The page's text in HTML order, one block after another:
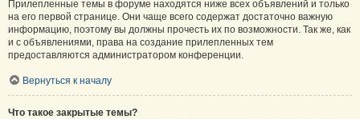
Прилепленные темы в форуме находятся ниже всех объявлений и только
на его первой странице. Они чаще всего содержат достаточно важную
информацию, поэтому вы должны прочесть их по возможности. Так же, как
и с объявлениями, права на создание прилепленных тем
предоставляются администратором конференции.
Вернуться к началу
Что такое закрытые темы?